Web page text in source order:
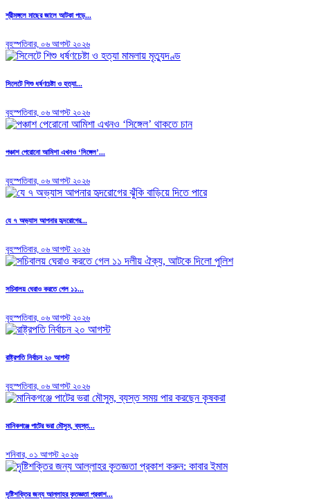
শ্রীমঙ্গলে মাছের জালে আটকা পড়ে...
বৃহস্পতিবার, ০৬ আগস্ট ২০২৬
সিলেটে শিশু ধর্ষণচেষ্টা ও হত্যা...
বৃহস্পতিবার, ০৬ আগস্ট ২০২৬
পঞ্চাশ পেরোনো আমিশা এখনও ‘সিঙ্গেল’...
বৃহস্পতিবার, ০৬ আগস্ট ২০২৬
যে ৭ অভ্যাস আপনার হৃদরোগের...
বৃহস্পতিবার, ০৬ আগস্ট ২০২৬
সচিবালয় ঘেরাও করতে গেল ১১...
বৃহস্পতিবার, ০৬ আগস্ট ২০২৬
রাষ্ট্রপতি নির্বাচন ২০ আগস্ট
বৃহস্পতিবার, ০৬ আগস্ট ২০২৬
মানিকগঞ্জে পাটের ভরা মৌসুম, ব্যস্ত...
শনিবার, ০১ আগস্ট ২০২৬
দৃষ্টিশক্তির জন্য আল্লাহর কৃতজ্ঞতা প্রকাশ...